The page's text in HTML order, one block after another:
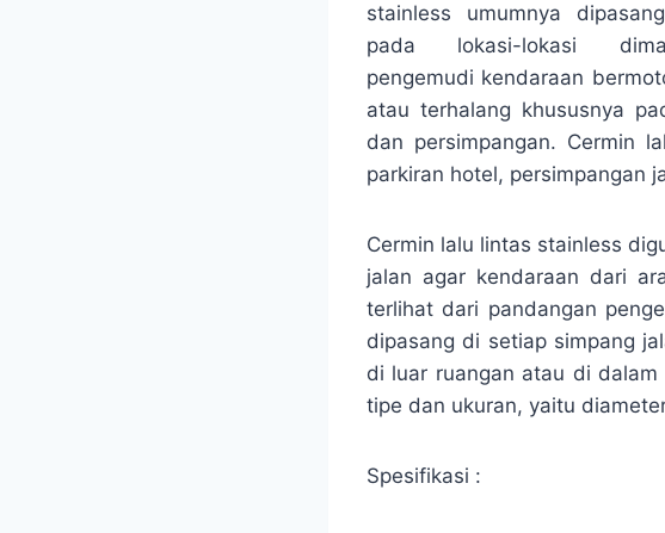
stainless umumnya
pada lokasi-lokasi
pengemudi kendaraan
atau terhalang khususnya
dan persimpangan. Cermin
parkiran hotel, persimpangan
Cermin lalu lintas stainless
jalan agar kendaraan dari
terlihat dari pandangan
dipasang di setiap simpang
di luar ruangan atau di
tipe dan ukuran, yaitu
Spesifikasi :